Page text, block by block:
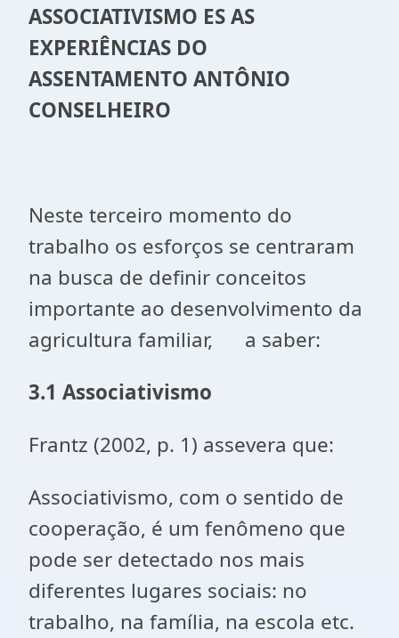
ASSOCIATIVISMO ES AS
EXPERIÊNCIAS DO
ASSENTAMENTO ANTÔNIO
CONSELHEIRO
Neste terceiro momento do
trabalho os esforços se centraram
na busca de definir conceitos
importante ao desenvolvimento da
agricultura familiar, a saber:
3.1 Associativismo
Frantz (2002, p. 1) assevera que:
Associativismo, com o sentido de
cooperação, é um fenômeno que
pode ser detectado nos mais
diferentes lugares sociais: no
trabalho, na família, na escola etc.